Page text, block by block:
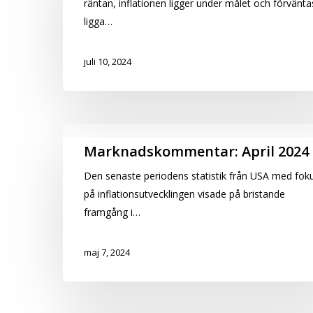
räntan, inflationen ligger under målet och
ligga…
juli 10, 2024
Marknadskommentar:
Marknadskommentar: April 2024
Den senaste periodens statistik från USA med
på inflationsutvecklingen visade på bristande
framgång i…
maj 7, 2024